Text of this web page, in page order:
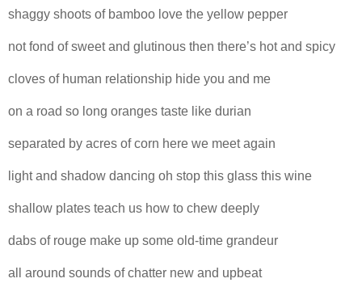
shaggy shoots of bamboo love the yellow pepper
not fond of sweet and glutinous then there’s hot and spicy
cloves of human relationship hide you and me
on a road so long oranges taste like durian
separated by acres of corn here we meet again
light and shadow dancing oh stop this glass this wine
shallow plates teach us how to chew deeply
dabs of rouge make up some old-time grandeur
all around sounds of chatter new and upbeat